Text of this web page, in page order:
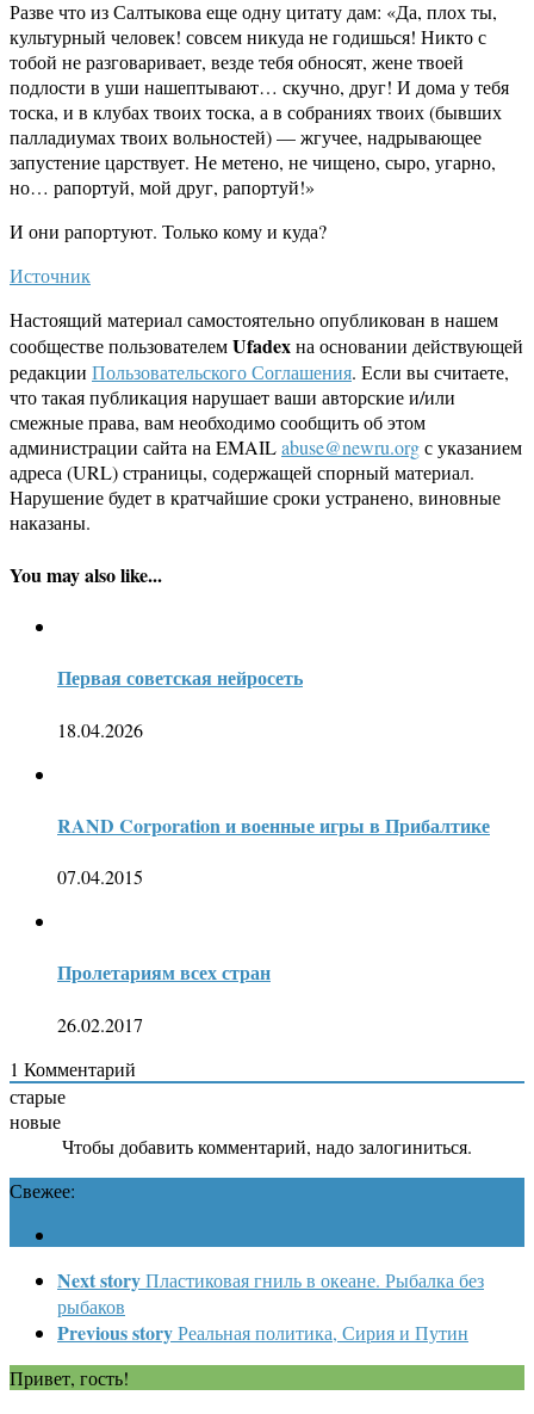
Разве что из Салтыкова еще одну цитату дам: «Да, плох ты,
культурный человек! совсем никуда не годишься! Никто с
тобой не разговаривает, везде тебя обносят, жене твоей
подлости в уши нашептывают… скучно, друг! И дома у тебя
тоска, и в клубах твоих тоска, а в собраниях твоих (бывших
палладиумах твоих вольностей) — жгучее, надрывающее
запустение царствует. Не метено, не чищено, сыро, угарно,
но… рапортуй, мой друг, рапортуй!»
И они рапортуют. Только кому и куда?
Источник
Настоящий материал самостоятельно опубликован в нашем
сообществе пользователемUfadexна основании действующей
редакции Пользовательского Соглашения. Если вы считаете,
что такая публикация нарушает ваши авторские и/или
смежные права, вам необходимо сообщить об этом
администрации сайта на EMAILabuse@newru.orgс указанием
адреса (URL) страницы, содержащей спорный материал.
Нарушение будет в кратчайшие сроки устранено, виновные
наказаны.
You may also like...
Первая советская нейросеть
18.04.2026
RAND Corporation и военные игры в Прибалтике
07.04.2015
Пролетариям всех стран
26.02.2017
1 Комментарий
старые
новые
Чтобы добавить комментарий, надо залогиниться.
Свежее:
Next storyПластиковая гниль в океане. Рыбалка без
рыбаков
Previous storyРеальная политика, Сирия и Путин
Привет, гость!